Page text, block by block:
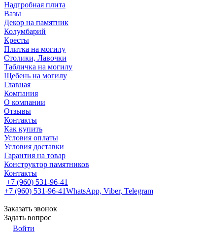
Надгробная плита
Вазы
Декор на памятник
Колумбарий
Кресты
Плитка на могилу
Столики, Лавочки
Табличка на могилу
Щебень на могилу
Главная
Компания
О компании
Отзывы
Контакты
Как купить
Условия оплаты
Условия доставки
Гарантия на товар
Конструктор памятников
Контакты
+7 (960) 531-96-41
+7 (960) 531-96-41WhatsApp, Viber, Telegram
Заказать звонок
Задать вопрос
Войти